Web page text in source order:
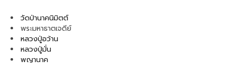
วัดป่านาคนิมิตต์
พระมหาธาตเจดีย์
หลวงปู่อว้าน
หลวงปู่มั่น
พญานาค